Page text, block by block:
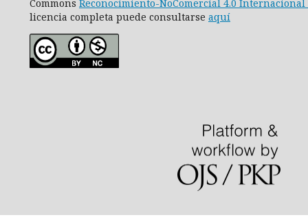
Commons Reconocimiento-NoComercial 4.0 Internacional
licencia completa puede consultarse aquí